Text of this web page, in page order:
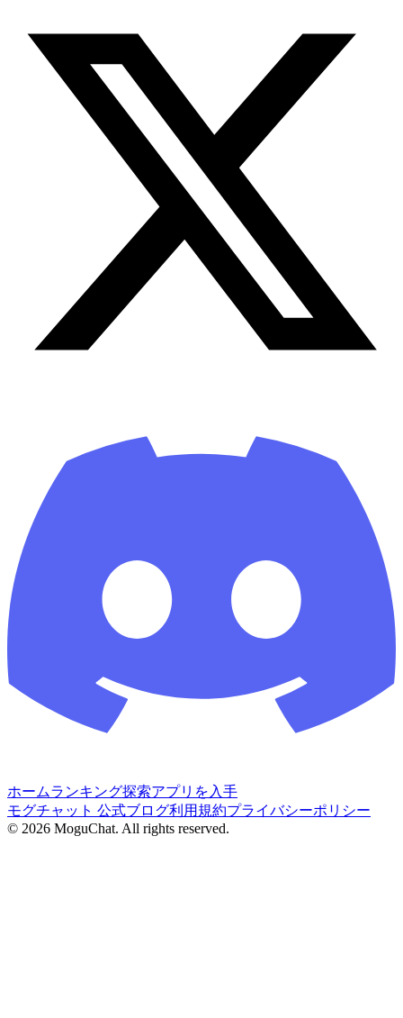
ホームランキング探索アプリを入手
モグチャット 公式ブログ利用規約プライバシーポリシー
© 2026 MoguChat. All rights reserved.